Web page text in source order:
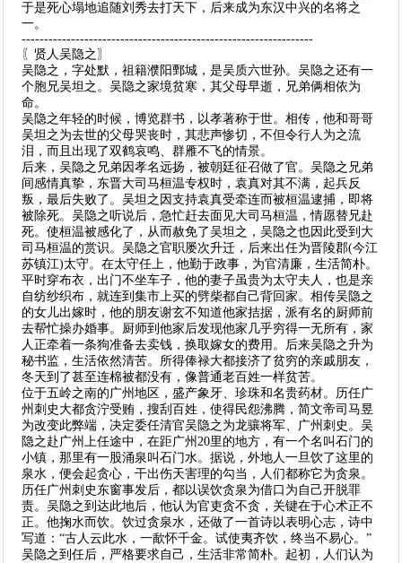
于是死心塌地追随刘秀去打天下，后来成为东汉中兴的名将之
一。
-----------------------------------------------------------------
〖贤人吴隐之〗
吴隐之，字处默，祖籍濮阳鄄城，是吴质六世孙。吴隐之还有一
个胞兄吴坦之。吴隐之家境贫寒，其父母早逝，兄弟俩相依为
命。
吴隐之年轻的时候，博览群书，以孝著称于世。相传，他和哥哥
吴坦之为去世的父母哭丧时，其悲声惨切，不但令行人为之流
泪，而且出现了双鹤哀鸣、群雁不飞的情景。
后来，吴隐之兄弟因孝名远扬，被朝廷征召做了官。吴隐之兄弟
间感情真挚，东晋大司马桓温专权时，袁真对其不满，起兵反
叛，最后失败了。吴坦之因支持袁真受牵连而被桓温逮捕，即将
被除死。吴隐之听说后，急忙赶去面见大司马桓温，情愿替兄赴
死。使桓温被感化了，从而赦免了吴坦之，吴隐之也因此受到大
司马桓温的赏识。吴隐之官职屡次升迁，后来出任为晋陵郡(今江
苏镇江)太守。在太守任上，他勤于政事，为官清廉，生活简朴。
平时穿布衣，出门不坐车子，他的妻子虽贵为太守夫人，也是亲
自纺纱织布，就连到集市上买的劈柴都自己背回家。相传吴隐之
的女儿出嫁时，他的朋友谢玄不知道他家拮据，派有名的厨师前
去帮忙操办婚事。厨师到他家后发现他家几乎穷得一无所有，家
人正牵着一条狗准备去卖钱，换取嫁女的费用。后来吴隐之升为
秘书监，生活依然清苦。所得俸禄大都接济了贫穷的亲戚朋友，
冬天到了甚至连棉被都没有，像普通老百姓一样贫苦。
位于五岭之南的广州地区，盛产象牙、珍珠和名贵药材。历任广
州刺史大都贪泞受贿，搜刮百姓，使得民怨沸腾，简文帝司马昱
为改变此弊端，决定委任清官吴隐之为龙骧将军、广州刺史。吴
隐之赴广州上任途中，在距广州20里的地方，有一个名叫石门的
小镇，那里有一股涌泉叫石门水。据说，外地人一旦饮了这里的
泉水，便会起贪心，干出伤天害理的勾当，人们都称它为贪泉。
历任广州刺史东窗事发后，都以误饮贪泉为借口为自己开脱罪
责。吴隐之到达此地后，他认为官吏贪不贪，关键在于心术正不
正。他掬水而饮。饮过贪泉水，还做了一首诗以表明心志，诗中
写道：“古人云此水，一歃怀千金。试使夷齐饮，终当不易心。”
吴隐之到任后，严格要求自己，生活非常简朴。起初，人们认为